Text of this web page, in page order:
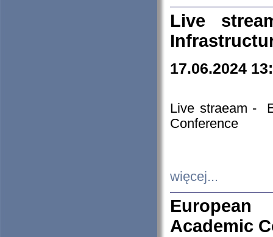
Live
17.06.2024
Live straeam -
Conference
więcej...
European
Academic